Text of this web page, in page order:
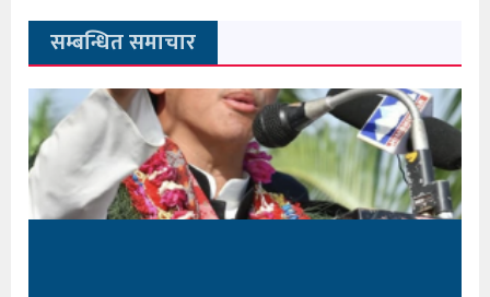
सम्बन्धित समाचार